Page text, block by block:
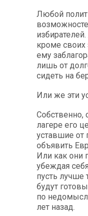
Любой
кроме своих
ему
лишь от
сидеть на
Или же эти
Собственно,
лагере его
уставшие от
объявить
Или как они
убеждая
пусть лучше
будут
по
лет назад.